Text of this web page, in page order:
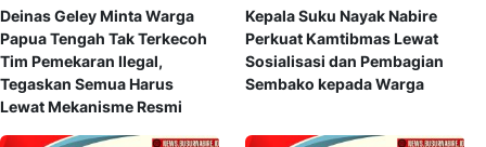
Deinas Geley Minta Warga
Papua Tengah Tak Terkecoh
Tim Pemekaran Ilegal,
Tegaskan Semua Harus
Lewat Mekanisme Resmi
Kepala Suku Nayak Nabire
Perkuat Kamtibmas Lewat
Sosialisasi dan Pembagian
Sembako kepada Warga